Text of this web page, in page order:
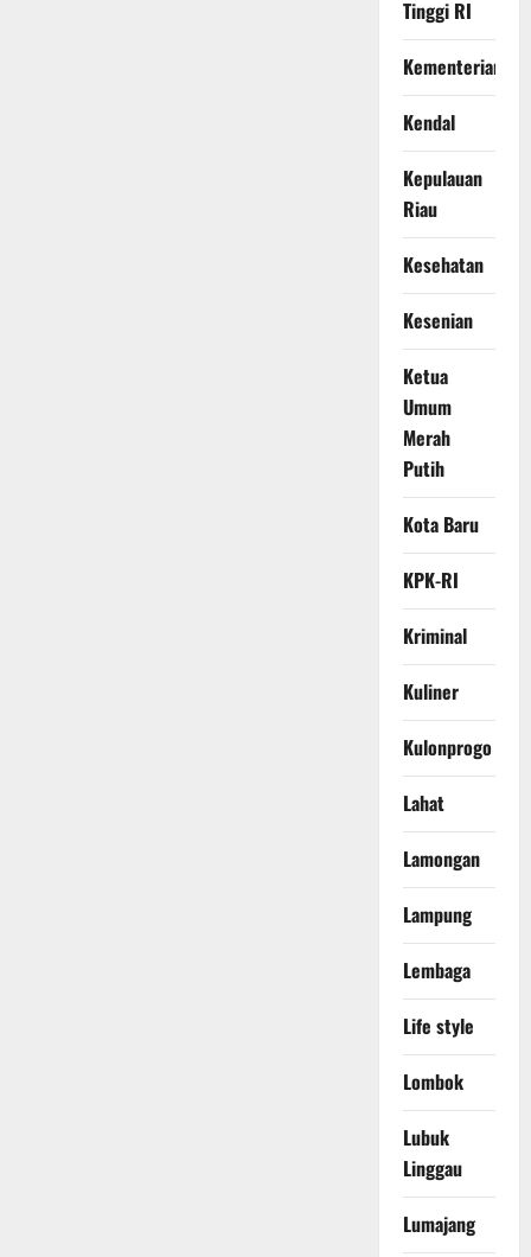
Tinggi RI
Kementerian
Kendal
Kepulauan
Riau
Kesehatan
Kesenian
Ketua
Umum
Merah
Putih
Kota Baru
KPK-RI
Kriminal
Kuliner
Kulonprogo
Lahat
Lamongan
Lampung
Lembaga
Life style
Lombok
Lubuk
Linggau
Lumajang